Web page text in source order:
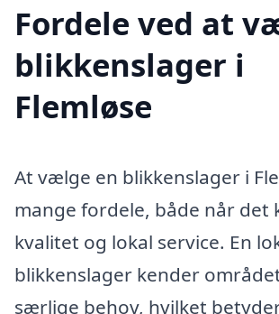
Fordele ved at
blikkenslager i
Flemløse
At vælge en blikkenslager i
mange fordele, både når det
kvalitet og lokal service. En
blikkenslager kender
særlige behov, hvilket